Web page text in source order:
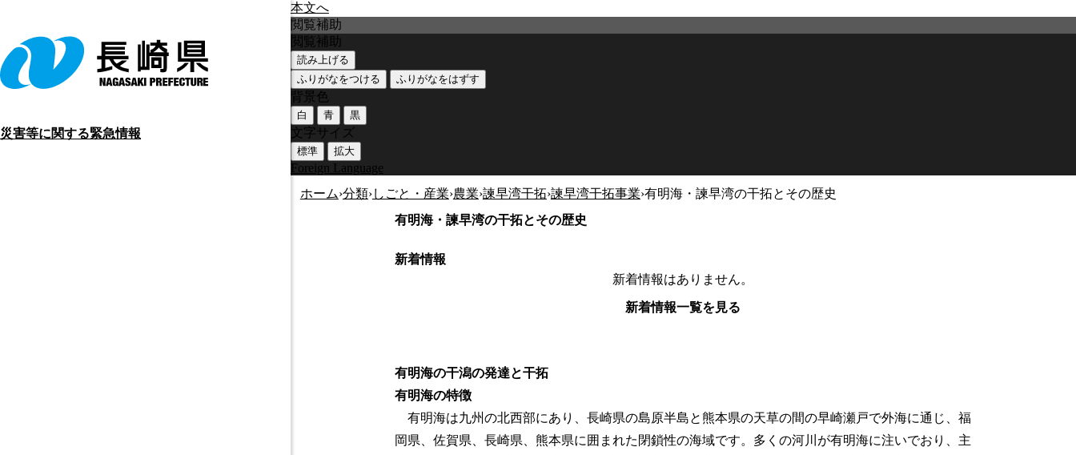
本文へ
災害等に関する緊急情報
閲覧補助
閲覧補助
読み上げる
ふりがなをつける
ふりがなをはずす
背景色
白 青 黒
文字サイズ
標準 拡大
Foreign Language
ホーム›分類›しごと・産業›農業›諫早湾干拓›諫早湾干拓事業›有明海・諫早湾の干拓とその歴史
有明海・諫早湾の干拓とその歴史
新着情報
新着情報はありません。
新着情報一覧を見る
有明海の干潟の発達と干拓
有明海の特徴
有明海は九州の北西部にあり、長崎県の島原半島と熊本県の天草の間の早崎瀬戸で外海に通じ、福
岡県、佐賀県、長崎県、熊本県に囲まれた閉鎖性の海域です。多くの河川が有明海に注いでおり、主